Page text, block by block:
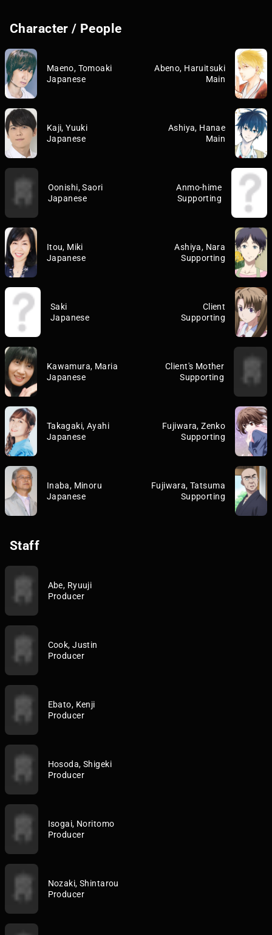
Character / People
Maeno, Tomoaki
Japanese
Abeno, Haruitsuki
Main
Kaji, Yuuki
Japanese
Ashiya, Hanae
Main
Oonishi, Saori
Japanese
Anmo-hime
Supporting
Itou, Miki
Japanese
Ashiya, Nara
Supporting
Saki
Japanese
Client
Supporting
Kawamura, Maria
Japanese
Client's Mother
Supporting
Takagaki, Ayahi
Japanese
Fujiwara, Zenko
Supporting
Inaba, Minoru
Japanese
Fujiwara, Tatsuma
Supporting
Staff
Abe, Ryuuji
Producer
Cook, Justin
Producer
Ebato, Kenji
Producer
Hosoda, Shigeki
Producer
Isogai, Noritomo
Producer
Nozaki, Shintarou
Producer